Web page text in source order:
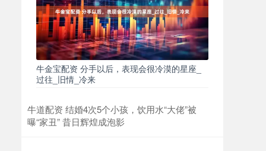
牛金宝配资 分手以后，表现会很冷漠的星座_
过往_旧情_冷来
牛道配资 结婚4次5个小孩，饮用水“大佬”被
曝“家丑” 昔日辉煌成泡影